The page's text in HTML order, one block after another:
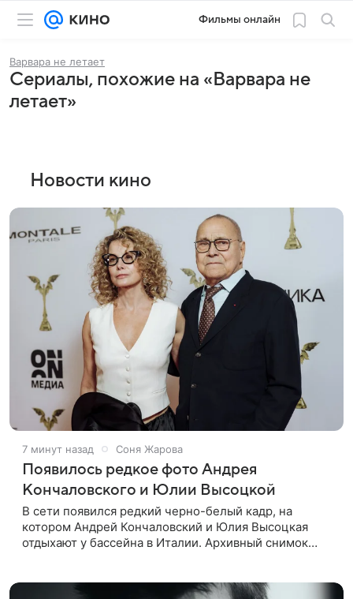
Фильмы онлайн
Варвара не летает
Сериалы, похожие на «Варвара не
летает»
Новости кино
7 минут назад Соня Жарова
Появилось редкое фото Андрея
Кончаловского и Юлии Высоцкой
В сети появился редкий черно-белый кадр, на
котором Андрей Кончаловский и Юлия Высоцкая
отдыхают у бассейна в Италии. Архивный снимок